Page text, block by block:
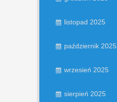
listopad 2025
październik 2025
wrzesień 2025
sierpień 2025